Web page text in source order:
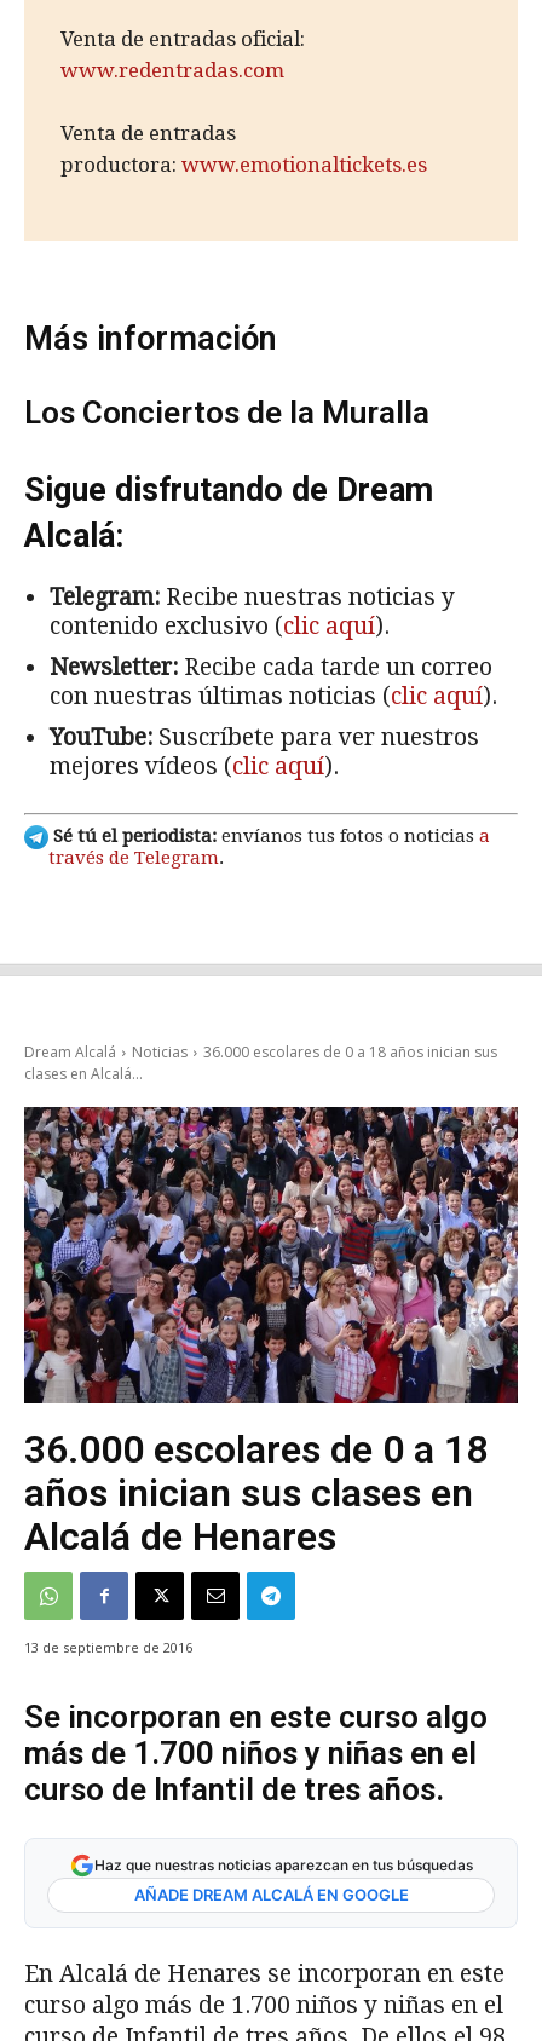
Venta de entradas oficial:
www.redentradas.com
Venta de entradas
productora: www.emotionaltickets.es
Más información
Los Conciertos de la Muralla
Sigue disfrutando de Dream
Alcalá:
Telegram: Recibe nuestras noticias y
contenido exclusivo (clic aquí).
Newsletter: Recibe cada tarde un correo
con nuestras últimas noticias (clic aquí).
YouTube: Suscríbete para ver nuestros
mejores vídeos (clic aquí).
Sé tú el periodista: envíanos tus fotos o noticias a
través de Telegram.